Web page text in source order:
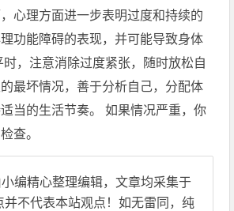
心理方面进一步表明过度和持续的
功能障碍的表现，并可能导致身体
，注意消除过度紧张，随时放松自
最坏情况，善于分析自己，分配体
当的生活节奏。 如果情况严重，你
查。
编精心整理编辑，文章均采集于
并不代表本站观点！如无雷同，纯